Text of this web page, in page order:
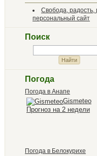
Свобода, радость,
персональный сайт
Поиск
Погода
Погода в Анапе
Gismeteo
Прогноз на 2 недели
Погода в Белокурихе